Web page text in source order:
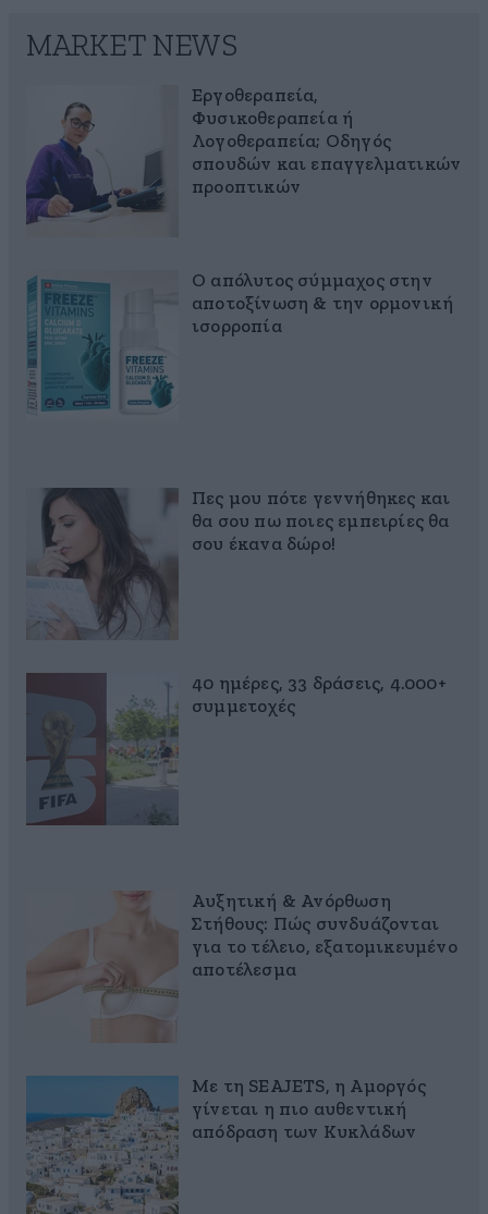
MARKET NEWS
Εργοθεραπεία,
Φυσικοθεραπεία ή
Λογοθεραπεία; Οδηγός
σπουδών και επαγγελματικών
προοπτικών
Ο απόλυτος σύμμαχος στην
αποτοξίνωση & την ορμονική
ισορροπία
Πες μου πότε γεννήθηκες και
θα σου πω ποιες εμπειρίες θα
σου έκανα δώρο!
40 ημέρες, 33 δράσεις, 4.000+
συμμετοχές
Αυξητική & Ανόρθωση
Στήθους: Πώς συνδυάζονται
για το τέλειο, εξατομικευμένο
αποτέλεσμα
Με τη SEAJETS, η Αμοργός
γίνεται η πιο αυθεντική
απόδραση των Κυκλάδων